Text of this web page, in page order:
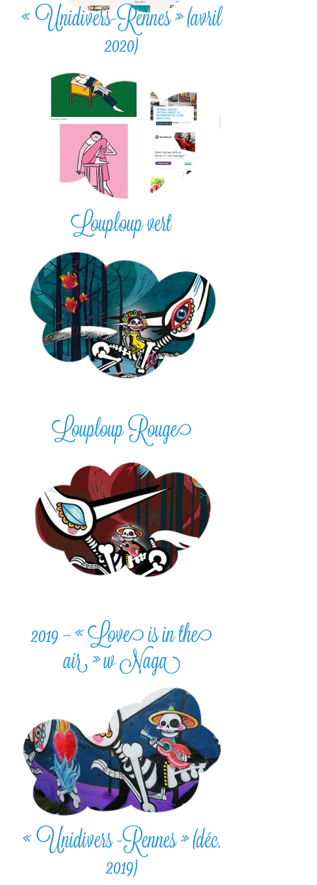
« Unidivers-Rennes » (avril
2020)
Louploup vert
Louploup Rouge
2019 – « Love is in the
air » w Naga
« Unidivers -Rennes » (déc.
2019)